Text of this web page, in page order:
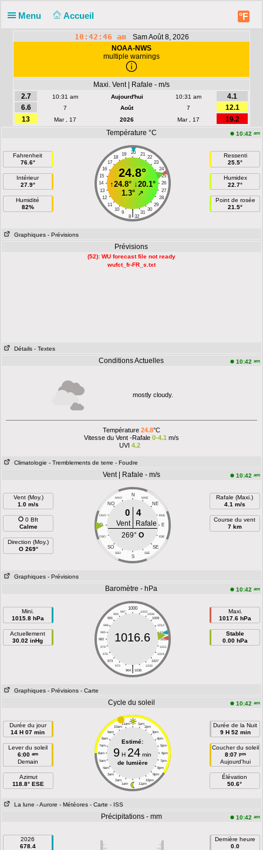
Menu Accueil °F
10:42:46 am
Sam Août 8, 2026
NOAA-NWS
multiple warnings
Maxi. Vent | Rafale - m/s
2.7
10:31 am Aujourd'hui 10:31 am
4.1
6.6
7 Août 7
12.1
13
Mar , 17 2026 Mar , 17
19.2
Température °C
10:42 am
Fahrenheit
76.6°
Intérieur
27.9°
Humidité
82%
20
19 21
18
22
17
23
16
24
15
25
14
26
13
27
12
28
11
29
10
30
9 31
|
8 32
24.8°
↑24.8°↓20.1°
1.3°↗
Ressenti
25.5°
Humidex
22.7°
Point de rosée
21.5°
Graphiques - Prévisions
Prévisions
(52): WU forecast file not ready
wufct_fr-FR_s.txt
Détails - Textes
Conditions Actuelles 10:42 am
mostly cloudy.
Température 24.8°C
Vitesse du Vent -Rafale 0-4.1 m/s
UVI 4.2
Climatologie - Tremblements de terre - Foudre
Vent | Rafale - m/s 10:42 am
Vent (Moy.)
1.0 m/s
0 Bft
Calme
Direction (Moy.)
O 269°
N
NNO NNE
NO NE
ONO ENE
O E
OSO ESE
SO SE
SSO SSE
S
0 4
Vent
Rafale
269° O
Rafale (Maxi.)
4.1 m/s
Course du vent
7 km
Graphiques - Prévisions
Baromètre - hPa 10:42 am
Mini.
1015.8 hPa
Actuellement
30.02 inHg
1000
997 1003
994
1006
991
1009
988
1012
985
1015
982
1018
979
1021
976
1024
973
1027
970
1030
|
964 1036
1016.6
Maxi.
1017.6 hPa
Stable
0.00 hPa
Graphiques - Prévisions - Carte
Cycle du soleil 10:42 am
Durée du jour
14 H 07 min
Lever du soleil
6:00 am
Demain
Azimut
118.8° ESE
11am 1pm
10am 2pm
9am 3pm
8am 4pm
7am 5pm
6am 6pm
5am 7pm
4am 8pm
3am 9pm
2am 10pm
1am 11pm
Estimé:
9 H 24 min
de lumière
Durée de la Nuit
9 H 52 min
Coucher du soleil
8:07 pm
Aujourd'hui
Élévation
50.6°
La lune - Aurore - Météores - Carte - ISS
Précipitations - mm 10:42 am
2026
678.4
Dernière heure
0.0